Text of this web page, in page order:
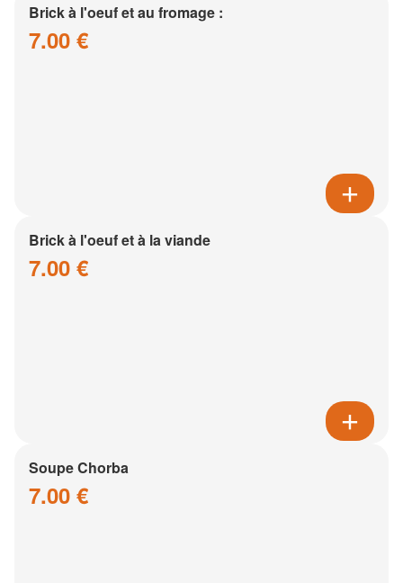
Brick à l'oeuf et au fromage :
7.00 €
Brick à l'oeuf et à la viande
7.00 €
Soupe Chorba
7.00 €